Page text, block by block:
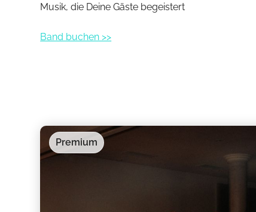
Musik, die Deine Gäste begeistert
Band buchen >>
Premium